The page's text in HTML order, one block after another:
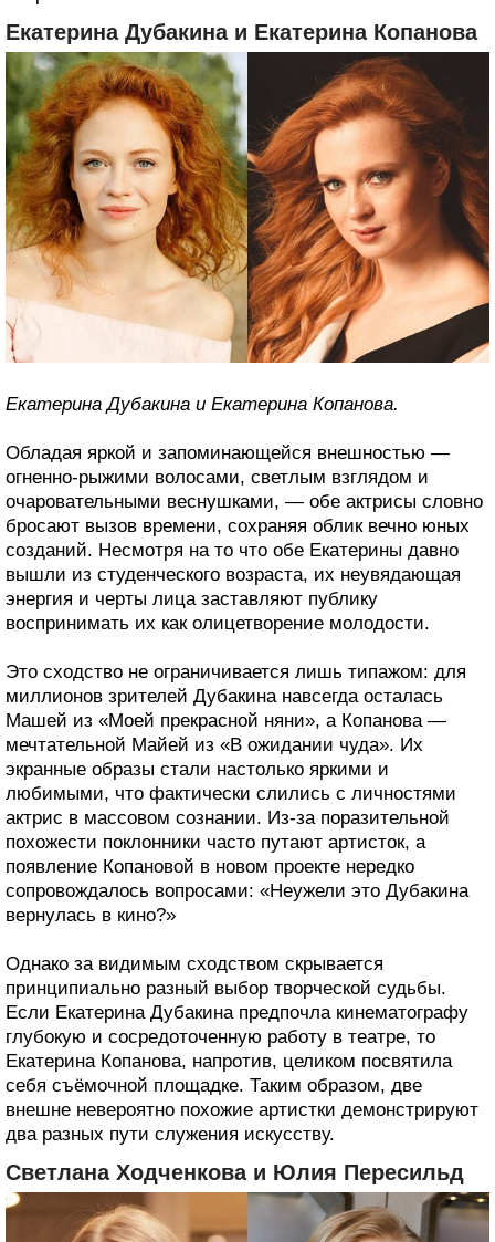
Екатерина Дубакина и Екатерина Копанова
Екатерина Дубакина и Екатерина Копанова.
Обладая яркой и запоминающейся внешностью —
огненно-рыжими волосами, светлым взглядом и
очаровательными веснушками, — обе актрисы словно
бросают вызов времени, сохраняя облик вечно юных
созданий. Несмотря на то что обе Екатерины давно
вышли из студенческого возраста, их неувядающая
энергия и черты лица заставляют публику
воспринимать их как олицетворение молодости.
Это сходство не ограничивается лишь типажом: для
миллионов зрителей Дубакина навсегда осталась
Машей из «Моей прекрасной няни», а Копанова —
мечтательной Майей из «В ожидании чуда». Их
экранные образы стали настолько яркими и
любимыми, что фактически слились с личностями
актрис в массовом сознании. Из-за поразительной
похожести поклонники часто путают артисток, а
появление Копановой в новом проекте нередко
сопровождалось вопросами: «Неужели это Дубакина
вернулась в кино?»
Однако за видимым сходством скрывается
принципиально разный выбор творческой судьбы.
Если Екатерина Дубакина предпочла кинематографу
глубокую и сосредоточенную работу в театре, то
Екатерина Копанова, напротив, целиком посвятила
себя съёмочной площадке. Таким образом, две
внешне невероятно похожие артистки демонстрируют
два разных пути служения искусству.
Светлана Ходченкова и Юлия Пересильд